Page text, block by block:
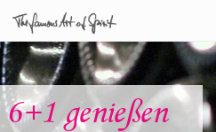
6+1 genießen